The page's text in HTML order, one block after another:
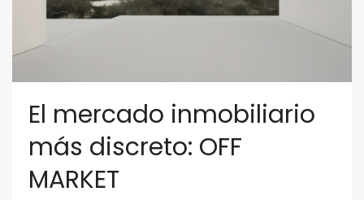
El mercado inmobiliario
más discreto: OFF
MARKET